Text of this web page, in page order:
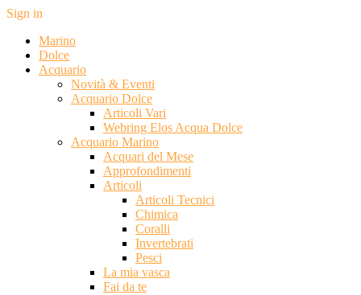
Sign in
Marino
Dolce
Acquario
Novità & Eventi
Acquario Dolce
Articoli Vari
Webring Elos Acqua Dolce
Acquario Marino
Acquari del Mese
Approfondimenti
Articoli
Articoli Tecnici
Chimica
Coralli
Invertebrati
Pesci
La mia vasca
Fai da te